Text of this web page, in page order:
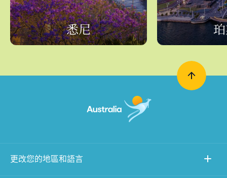
悉尼
更改您的地區和語言